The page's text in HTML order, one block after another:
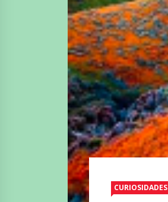
CURIOSIDADES